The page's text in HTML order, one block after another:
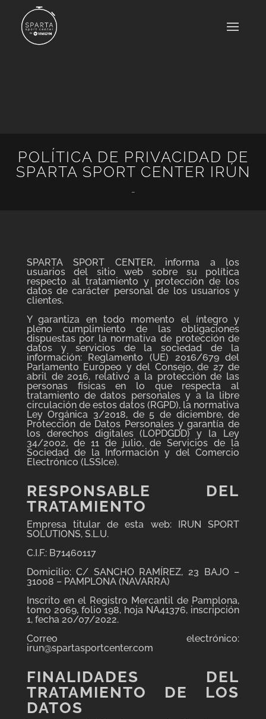
POLÍTICA DE PRIVACIDAD DE
SPARTA SPORT CENTER IRÚN
-
SPARTA SPORT CENTER, informa a los
usuarios del sitio web sobre su política
respecto al tratamiento y protección de los
datos de carácter personal de los usuarios y
clientes.
Y garantiza en todo momento el íntegro y
pleno cumplimiento de las obligaciones
dispuestas por la normativa de protección de
datos y servicios de la sociedad de la
información: Reglamento (UE) 2016/679 del
Parlamento Europeo y del Consejo, de 27 de
abril de 2016, relativo a la protección de las
personas físicas en lo que respecta al
tratamiento de datos personales y a la libre
circulación de estos datos (RGPD), la normativa
Ley Orgánica 3/2018, de 5 de diciembre, de
Protección de Datos Personales y garantía de
los derechos digitales (LOPDGDD) y la Ley
34/2002, de 11 de julio, de Servicios de la
Sociedad de la Información y del Comercio
Electrónico (LSSIce).
RESPONSABLE DEL
TRATAMIENTO
Empresa titular de esta web: IRUN SPORT
SOLUTIONS, S.L.U.
C.I.F.: B71460117
Domicilio: C/ SANCHO RAMÍREZ, 23 BAJO –
31008 – PAMPLONA (NAVARRA)
Inscrito en el Registro Mercantil de Pamplona,
tomo 2069, folio 198, hoja NA41376, inscripción
1, fecha 20/07/2022.
Correo electrónico:
irun@spartasportcenter.com
FINALIDADES DEL
TRATAMIENTO DE LOS
DATOS